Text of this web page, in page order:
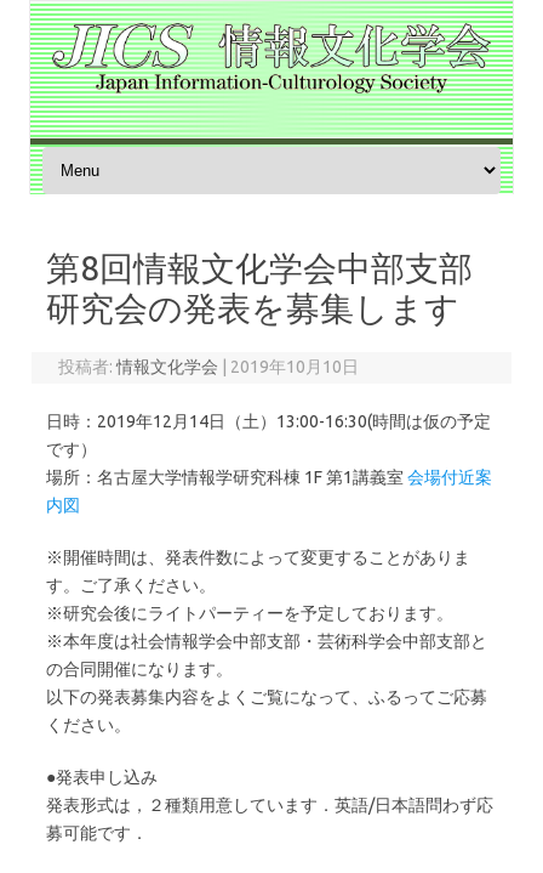
コンテンツへスキップ
第8回情報文化学会中部支部
研究会の発表を募集します
投稿者:情報文化学会 2019年10月10日
日時：2019年12月14日（土）13:00-16:30(時間は仮の予定
です）
場所：名古屋大学情報学研究科棟 1F 第1講義室 会場付近案
内図
※開催時間は、発表件数によって変更することがありま
す。ご了承ください。
※研究会後にライトパーティーを予定しております。
※本年度は社会情報学会中部支部・芸術科学会中部支部と
の合同開催になります。
以下の発表募集内容をよくご覧になって、ふるってご応募
ください。
●発表申し込み
発表形式は，２種類用意しています．英語/日本語問わず応
募可能です．